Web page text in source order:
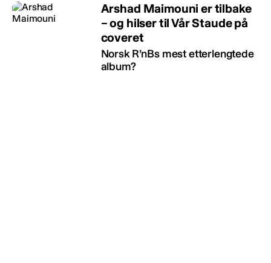
Arshad Maimouni er tilbake
– og hilser til Vår Staude på
coveret
Norsk R’nBs mest etterlengtede
album?